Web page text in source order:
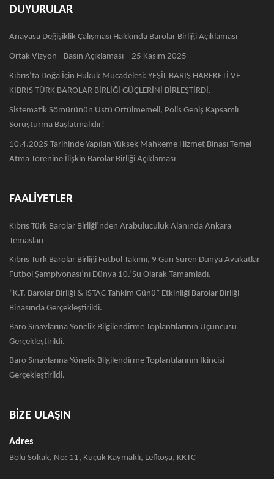
DUYURULAR
Anayasa Değişiklik Çalışması Hakkında Barolar Birliği Açıklaması
Ortak Vizyon - Basın Açıklaması – 25 Kasım 2025
Kıbrıs’ta Doğa İçin Hukuk Mücadelesi: YEŞİL BARIŞ HAREKETİ VE
KIBRIS TÜRK BAROLAR BİRLİĞİ GÜÇLERİNİ BİRLEŞTİRDİ.
Sistematik Sömürünün Üstü Örtülmemeli, Polis Geniş Kapsamlı
Soruşturma Başlatmalıdır!
10.4.2025 Tarihinde Yapılan Yüksek Mahkeme Hizmet Binası Temel
Atma Törenine İlişkin Barolar Birliği Açıklaması
FAALİYETLER
Kıbrıs Türk Barolar Birliği’nden Arabuluculuk Alanında Ankara
Temasları
Kıbrıs Türk Barolar Birliği Futbol Takımı, 9 Gün Süren Dünya Avukatlar
Futbol Şampiyonası’nı Dünya 10.’su Olarak Tamamladı.
“K.T. Barolar Birliği & ISTAC Tahkim Günü” Etkinliği Barolar Birliği
Binasında Gerçekleştirildi.
Baro Sınavlarına Yönelik Bilgilendirme Toplantılarının Üçüncüsü
Gerçekleştirildi.
Baro Sınavlarına Yönelik Bilgilendirme Toplantılarının Ikincisi
Gerçekleştirildi.
BİZE ULAŞIN
Adres
Bolu Sokak, No: 11, Küçük Kaymaklı, Lefkoşa, KKTC